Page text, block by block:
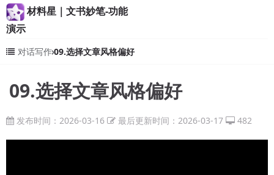
材料星｜文书妙笔-功能
演示
对话写作09.选择文章风格偏好
09.选择文章风格偏好
发布时间：2026-03-16 最后更新时间：2026-03-17 482